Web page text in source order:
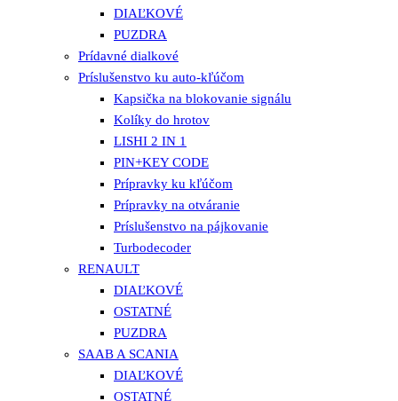
DIAĽKOVÉ
PUZDRA
Prídavné dialkové
Príslušenstvo ku auto-kľúčom
Kapsička na blokovanie signálu
Kolíky do hrotov
LISHI 2 IN 1
PIN+KEY CODE
Prípravky ku kľúčom
Prípravky na otváranie
Príslušenstvo na pájkovanie
Turbodecoder
RENAULT
DIAĽKOVÉ
OSTATNÉ
PUZDRA
SAAB A SCANIA
DIAĽKOVÉ
OSTATNÉ